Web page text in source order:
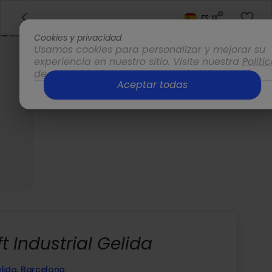
ES
Industrial Gelida
Cookies y privacidad
Usamos cookies para personalizar y mejorar su
experiencia en nuestro sitio. Visite nuestra
de privacidadpara obtener más información.
Opciones
Aceptar todas